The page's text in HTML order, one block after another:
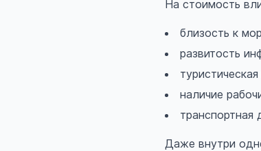
На стоимость
близость к
развитость
наличие
транспортная
Даже внутри